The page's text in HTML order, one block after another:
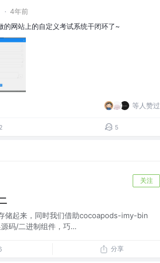
· 4年前
网站上的自定义考试系统干闭环了~
等人赞过
5
关注
储起来，同时我们借助cocoapods-imy-bin
码/二进制组件，巧...
分享